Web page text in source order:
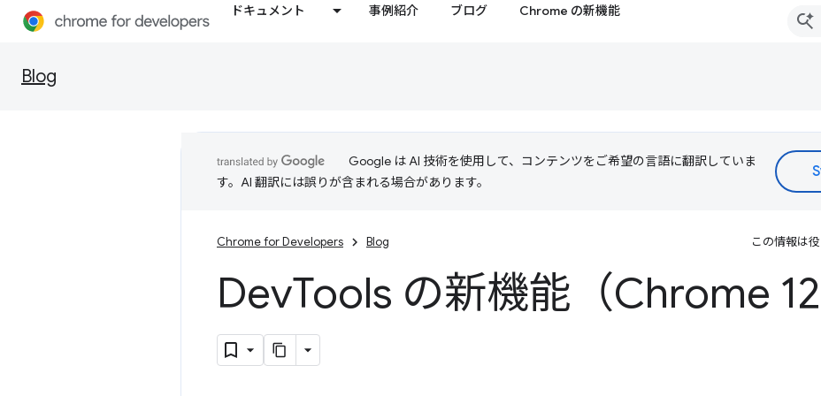
ドキュメント 事例紹介 ブログ Chrome の新機能
Blog
Google は AI 技術を使用して、コンテンツをご希望の言語に翻訳していま
す。AI 翻訳には誤りが含まれる場合があります。
Chrome for Developers Blog この情報は
DevTools の新機能（Chrome